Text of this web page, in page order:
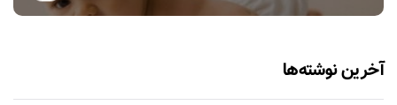
آخرین نوشته‌ها